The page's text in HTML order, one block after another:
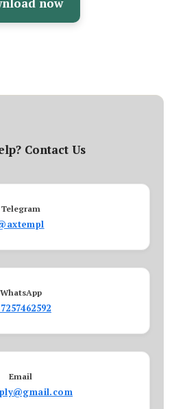
now
Contact Us
Telegram
WhatsApp
Email